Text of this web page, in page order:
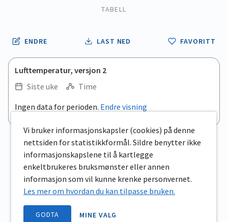
TABELL
ENDRE LAST NED FAVORITT
Lufttemperatur, versjon 2
Siste uke
Time
.
View as data table, .
Ingen data for perioden. Endre visning
Vi bruker informasjonskapsler (cookies) på denne
nettsiden for statistikkformål. Sildre benytter ikke
informasjonskapslene til å kartlegge
enkeltbrukeres bruksmønster eller annen
informasjon som vil kunne krenke personvernet.
Les mer om hvordan du kan tilpasse bruken.
GODTA MINE VALG